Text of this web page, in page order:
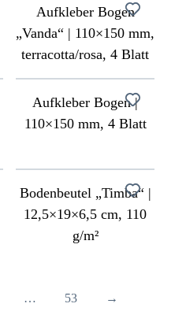
Aufkleber Bogen
„Vanda“ | 110×150 mm,
terracotta/rosa, 4 Blatt
Aufkleber Bogen |
110×150 mm, 4 Blatt
Bodenbeutel „Timba“ |
12,5×19×6,5 cm, 110
g/m²
… 53 →